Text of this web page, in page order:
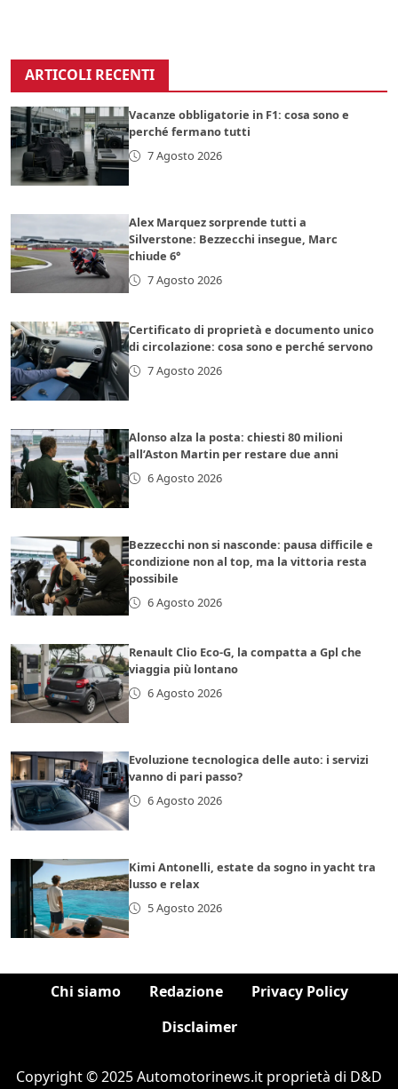
ARTICOLI RECENTI
Vacanze obbligatorie in F1: cosa sono e
perché fermano tutti
7 Agosto 2026
Alex Marquez sorprende tutti a
Silverstone: Bezzecchi insegue, Marc
chiude 6°
7 Agosto 2026
Certificato di proprietà e documento unico
di circolazione: cosa sono e perché servono
7 Agosto 2026
Alonso alza la posta: chiesti 80 milioni
all’Aston Martin per restare due anni
6 Agosto 2026
Bezzecchi non si nasconde: pausa difficile e
condizione non al top, ma la vittoria resta
possibile
6 Agosto 2026
Renault Clio Eco-G, la compatta a Gpl che
viaggia più lontano
6 Agosto 2026
Evoluzione tecnologica delle auto: i servizi
vanno di pari passo?
6 Agosto 2026
Kimi Antonelli, estate da sogno in yacht tra
lusso e relax
5 Agosto 2026
Chi siamo Redazione
Privacy Policy
Disclaimer
Copyright © 2025 Automotorinews.it proprietà di D&D